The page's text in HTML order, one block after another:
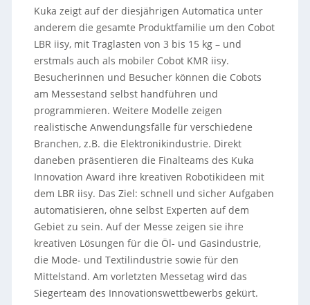
Kuka zeigt auf der diesjährigen Automatica unter
anderem die gesamte Produktfamilie um den Cobot
LBR iisy, mit Traglasten von 3 bis 15 kg – und
erstmals auch als mobiler Cobot KMR iisy.
Besucherinnen und Besucher können die Cobots
am Messestand selbst handführen und
programmieren. Weitere Modelle zeigen
realistische Anwendungsfälle für verschiedene
Branchen, z.B. die Elektronikindustrie. Direkt
daneben präsentieren die Finalteams des Kuka
Innovation Award ihre kreativen Robotikideen mit
dem LBR iisy. Das Ziel: schnell und sicher Aufgaben
automatisieren, ohne selbst Experten auf dem
Gebiet zu sein. Auf der Messe zeigen sie ihre
kreativen Lösungen für die Öl- und Gasindustrie,
die Mode- und Textilindustrie sowie für den
Mittelstand. Am vorletzten Messetag wird das
Siegerteam des Innovationswettbewerbs gekürt.